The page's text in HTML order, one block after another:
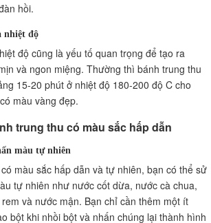
hồi.
nhiệt độ
độ cũng là yếu tố quan trọng để tạo ra
và ngon miệng. Thường thì bánh trung thu
15-20 phút ở nhiệt độ 180-200 độ C cho
màu vàng đẹp.
trung thu có màu sắc hấp dẫn
màu tự nhiên
màu sắc hấp dẫn và tự nhiên, bạn có thể sử
tự nhiên như nước cốt dừa, nước cà chua,
và nước mận. Bạn chỉ cần thêm một ít
bột khi nhồi bột và nhấn chúng lại thành hình